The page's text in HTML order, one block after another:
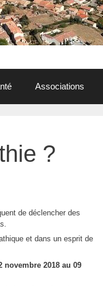
Associations
?
de déclencher des
et dans un esprit de
novembre 2018 au 09